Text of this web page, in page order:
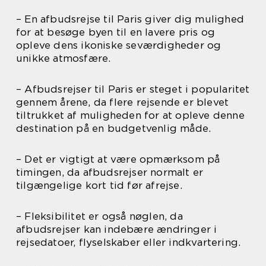
– En afbudsrejse til Paris giver dig mulighed
for at besøge byen til en lavere pris og
opleve dens ikoniske seværdigheder og
unikke atmosfære.
– Afbudsrejser til Paris er steget i popularitet
gennem årene, da flere rejsende er blevet
tiltrukket af muligheden for at opleve denne
destination på en budgetvenlig måde.
– Det er vigtigt at være opmærksom på
timingen, da afbudsrejser normalt er
tilgængelige kort tid før afrejse.
– Fleksibilitet er også nøglen, da
afbudsrejser kan indebære ændringer i
rejsedatoer, flyselskaber eller indkvartering.